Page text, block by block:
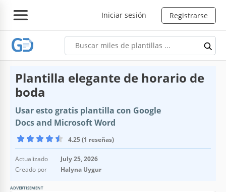
Iniciar sesión Registrarse
Plantilla elegante de horario de
boda
Usar esto gratis plantilla con Google
Docs and Microsoft Word
4.25 (1 reseñas)
Actualizado
July 25, 2026
Creado por
Halyna Uygur
ADVERTISEMENT